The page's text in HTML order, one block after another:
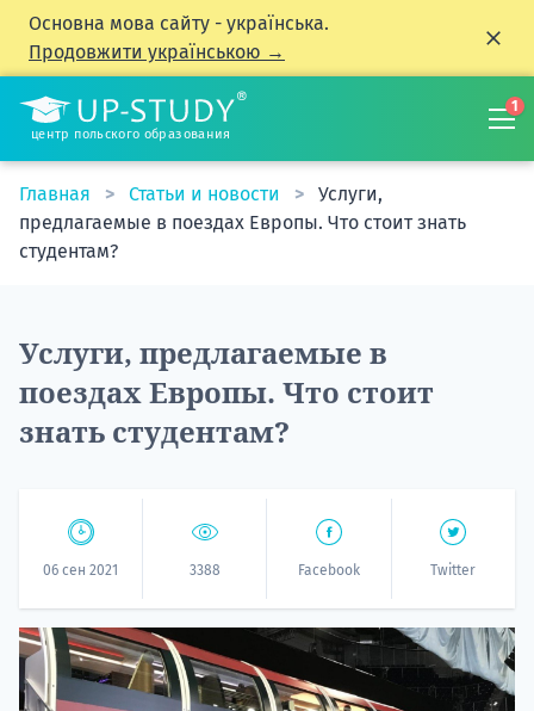
Основна мова сайту - українська.
Продовжити українською →
центр польского образования
1
Главная Статьи и новости
Услуги,
предлагаемые в поездах Европы. Что стоит знать
студентам?
Услуги, предлагаемые в
поездах Европы. Что стоит
знать студентам?
06 сен 2021 3388 Facebook Twitter